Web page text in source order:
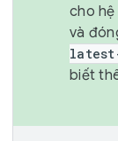
cho hệ
và
biết